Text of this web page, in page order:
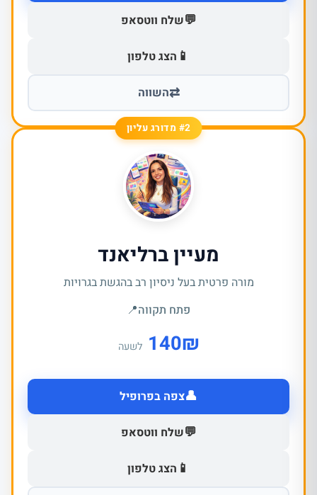
💬שלח ווטסאפ
📱 הצג טלפון
⇄השווה
#2 מדורג עליון
מעיין ברליאנד
מורה פרטית בעל ניסיון רב בהגשת בגרויות
פתח תקווה📍
₪
140 לשעה
👤צפה בפרופיל
💬שלח ווטסאפ
📱 הצג טלפון